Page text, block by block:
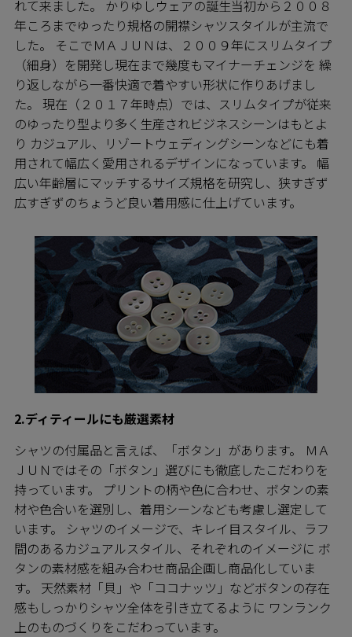
れて来ました。 かりゆしウェアの誕生当初から２００８
年ころまでゆったり規格の開襟シャツスタイルが主流で
した。 そこでＭＡＪＵＮは、２００９年にスリムタイプ
（細身）を開発し現在まで幾度もマイナーチェンジを 繰
り返しながら一番快適で着やすい形状に作りあげまし
た。 現在（２０１７年時点）では、スリムタイプが従来
のゆったり型より多く生産されビジネスシーンはもとよ
り カジュアル、リゾートウェディングシーンなどにも着
用されて幅広く愛用されるデザインになっています。 幅
広い年齢層にマッチするサイズ規格を研究し、狭すぎず
広すぎずのちょうど良い着用感に仕上げています。
2.ディティールにも厳選素材
シャツの付属品と言えば、「ボタン」があります。 ＭＡ
ＪＵＮではその「ボタン」選びにも徹底したこだわりを
持っています。 プリントの柄や色に合わせ、ボタンの素
材や色合いを選別し、着用シーンなども考慮し選定して
います。 シャツのイメージで、キレイ目スタイル、ラフ
間のあるカジュアルスタイル、それぞれのイメージに ボ
タンの素材感を組み合わせ商品企画し商品化していま
す。 天然素材「貝」や「ココナッツ」などボタンの存在
感もしっかりシャツ全体を引き立てるように ワンランク
上のものづくりをこだわっています。